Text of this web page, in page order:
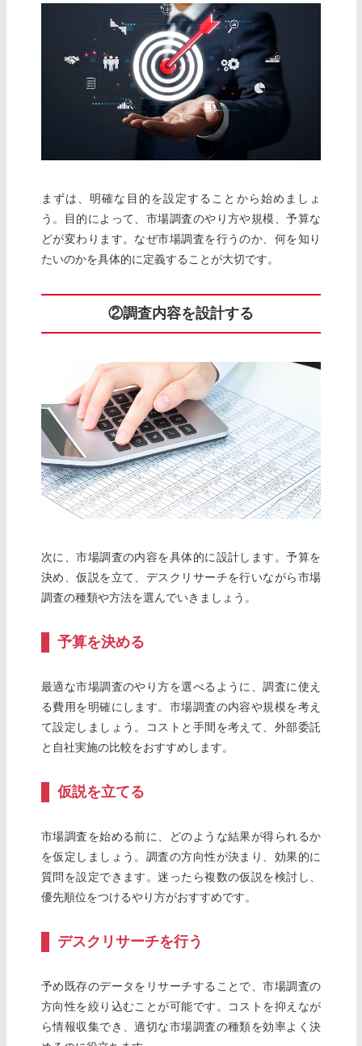
まずは、明確な目的を設定することから始めましょ
う。目的によって、市場調査のやり方や規模、予算な
どが変わります。なぜ市場調査を行うのか、何を知り
たいのかを具体的に定義することが大切です。
②調査内容を設計する
次に、市場調査の内容を具体的に設計します。予算を
決め、仮説を立て、デスクリサーチを行いながら市場
調査の種類や方法を選んでいきましょう。
予算を決める
最適な市場調査のやり方を選べるように、調査に使え
る費用を明確にします。市場調査の内容や規模を考え
て設定しましょう。コストと手間を考えて、外部委託
と自社実施の比較をおすすめします。
仮説を立てる
市場調査を始める前に、どのような結果が得られるか
を仮定しましょう。調査の方向性が決まり、効果的に
質問を設定できます。迷ったら複数の仮説を検討し、
優先順位をつけるやり方がおすすめです。
デスクリサーチを行う
予め既存のデータをリサーチすることで、市場調査の
方向性を絞り込むことが可能です。コストを抑えなが
ら情報収集でき、適切な市場調査の種類を効率よく決